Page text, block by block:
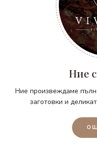
Ние
Ние произвеждаме
заготовки и